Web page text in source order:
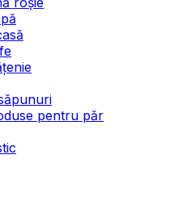
pentru păr